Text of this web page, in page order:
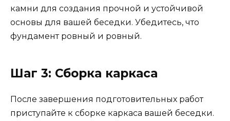
камни для создания прочной и устойчивой
основы для вашей беседки. Убедитесь, что
фундамент ровный и ровный.
Шаг 3: Сборка каркаса
После завершения подготовительных работ
приступайте к сборке каркаса вашей беседки.